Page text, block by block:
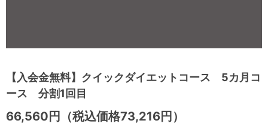
【入会金無料】クイックダイエットコース 5カ月コ
ース 分割1回目
66,560円（税込価格73,216円）